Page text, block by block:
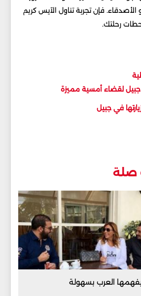
الأصدقاء. فإن تجربة تناول الآيس كريم
رحلتك.
لقضاء أمسية مميزة
في جبيل
صلة
يفهمها العرب بسهولة